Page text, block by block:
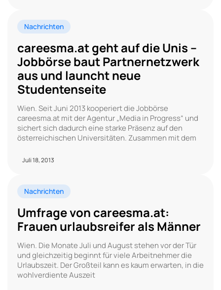
Nachrichten
careesma.at geht auf die Unis –
Jobbörse baut Partnernetzwerk
aus und launcht neue
Studentenseite
Wien. Seit Juni 2013 kooperiert die Jobbörse
careesma.at mit der Agentur „Media in Progress“ und
sichert sich dadurch eine starke Präsenz auf den
österreichischen Universitäten. Zusammen mit dem
Juli 18, 2013
Nachrichten
Umfrage von careesma.at:
Frauen urlaubsreifer als Männer
Wien. Die Monate Juli und August stehen vor der Tür
und gleichzeitig beginnt für viele Arbeitnehmer die
Urlaubszeit. Der Großteil kann es kaum erwarten, in die
wohlverdiente Auszeit